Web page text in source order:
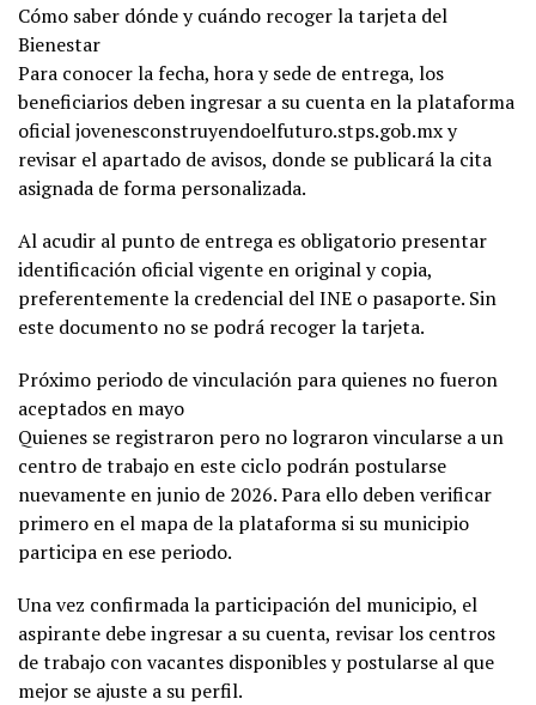
Cómo saber dónde y cuándo recoger la tarjeta del
Bienestar
Para conocer la fecha, hora y sede de entrega, los
beneficiarios deben ingresar a su cuenta en la plataforma
oficial jovenesconstruyendoelfuturo.stps.gob.mx y
revisar el apartado de avisos, donde se publicará la cita
asignada de forma personalizada.
Al acudir al punto de entrega es obligatorio presentar
identificación oficial vigente en original y copia,
preferentemente la credencial del INE o pasaporte. Sin
este documento no se podrá recoger la tarjeta.
Próximo periodo de vinculación para quienes no fueron
aceptados en mayo
Quienes se registraron pero no lograron vincularse a un
centro de trabajo en este ciclo podrán postularse
nuevamente en junio de 2026. Para ello deben verificar
primero en el mapa de la plataforma si su municipio
participa en ese periodo.
Una vez confirmada la participación del municipio, el
aspirante debe ingresar a su cuenta, revisar los centros
de trabajo con vacantes disponibles y postularse al que
mejor se ajuste a su perfil.